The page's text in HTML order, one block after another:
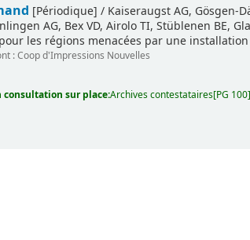
[Périodique] / Kaiseraugst AG, Gösgen-
AG, Bex VD, Airolo TI, Stüblenen BE,
les régions menacées par une
: Coop d'Impressions Nouvelles
consultation sur place:Archives contestataires[PG